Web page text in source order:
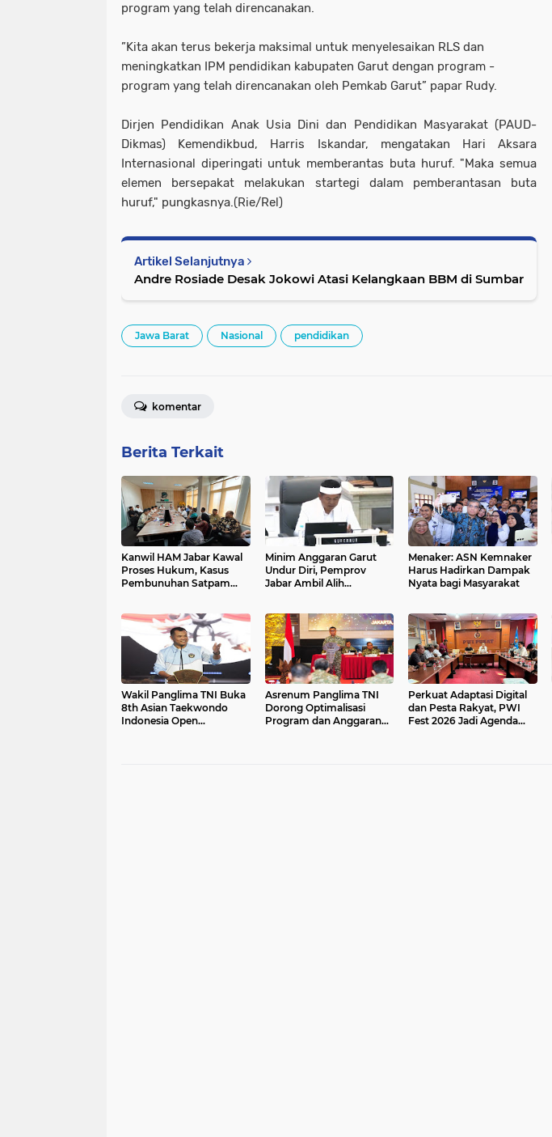
program yang telah direncanakan.
”Kita akan terus bekerja maksimal untuk menyelesaikan RLS dan
meningkatkan IPM pendidikan kabupaten Garut dengan program -
program yang telah direncanakan oleh Pemkab Garut” papar Rudy.
Dirjen Pendidikan Anak Usia Dini dan Pendidikan Masyarakat (PAUD-
Dikmas) Kemendikbud, Harris Iskandar, mengatakan Hari Aksara
Internasional diperingati untuk memberantas buta huruf. "Maka semua
elemen bersepakat melakukan startegi dalam pemberantasan buta
huruf," pungkasnya.(Rie/Rel)
Artikel Selanjutnya
Andre Rosiade Desak Jokowi Atasi Kelangkaan BBM di Sumbar
Jawa Barat Nasional pendidikan
komentar
Berita Terkait
Kanwil HAM Jabar Kawal
Proses Hukum, Kasus
Pembunuhan Satpam
Minim Anggaran Garut
Undur Diri, Pemprov
Jabar Ambil Alih
Menaker: ASN Kemnaker
Harus Hadirkan Dampak
Nyata bagi Masyarakat
Wakil Panglima TNI Buka
8th Asian Taekwondo
Indonesia Open
Asrenum Panglima TNI
Dorong Optimalisasi
Program dan Anggaran
Perkuat Adaptasi Digital
dan Pesta Rakyat, PWI
Fest 2026 Jadi Agenda